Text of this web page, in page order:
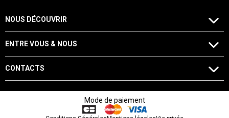
NOUS DÉCOUVRIR
ENTRE VOUS & NOUS
CONTACTS
Mode de paiement